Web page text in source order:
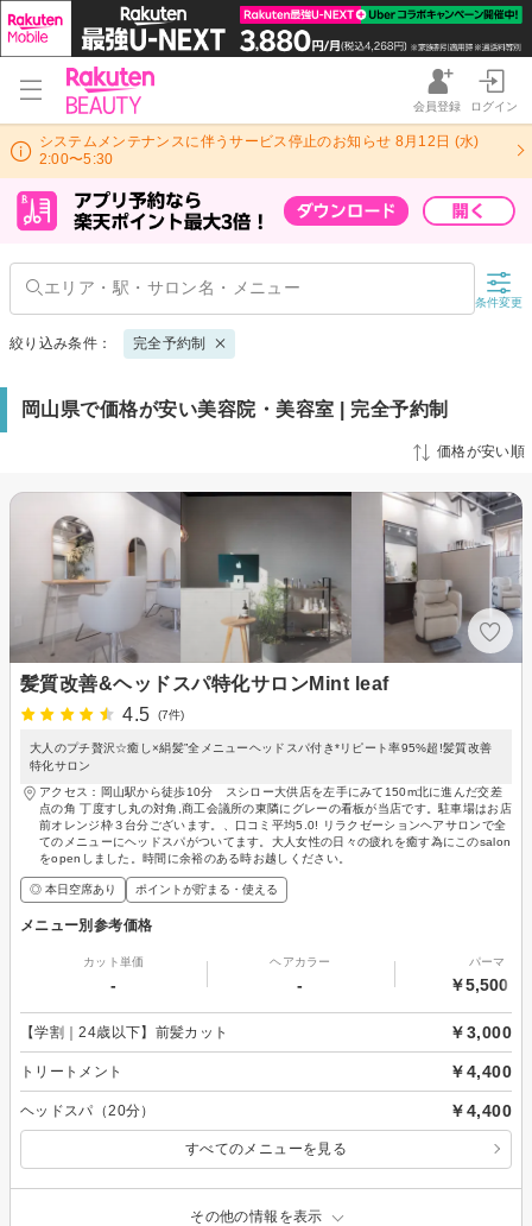
会員登録 ログイン
システムメンテナンスに伴うサービス停止のお知らせ 8月12日 (水)
2:00〜5:30
条件変更
絞り込み条件： 完全予約制
岡山県で価格が安い美容院・美容室 | 完全予約制
価格が安い順
髪質改善&ヘッドスパ特化サロンMint leaf
4.5
(7件)
大人のプチ贅沢☆癒し×絹髪”全メニューヘッドスパ付き*リピート率95%超!髪質改善
特化サロン
アクセス：岡山駅から徒歩10分 スシロー大供店を左手にみて150m北に進んだ交差
点の角 丁度すし丸の対角,商工会議所の東隣にグレーの看板が当店です。駐車場はお店
前オレンジ枠３台分ございます。、口コミ平均5.0! リラクゼーションヘアサロンで全
てのメニューにヘッドスパがついてます。大人女性の日々の疲れを癒す為にこのsalon
をopenしました。時間に余裕のある時お越しください。
◎ 本日空席あり ポイントが貯まる・使える
メニュー別参考価格
カット単価
-
ヘアカラー
-
パーマ
￥5,500～
【学割｜24歳以下】前髪カット ￥3,000
トリートメント ￥4,400
ヘッドスパ（20分） ￥4,400
すべてのメニューを見る
その他の情報を表示